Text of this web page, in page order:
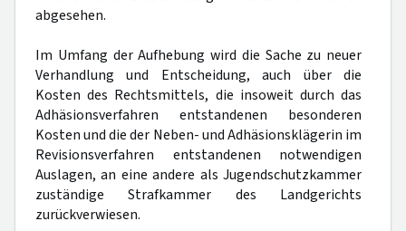
abgesehen.
Im Umfang der Aufhebung wird die Sache zu neuer
Verhandlung und Entscheidung, auch über die
Kosten des Rechtsmittels, die insoweit durch das
Adhäsionsverfahren entstandenen besonderen
Kosten und die der Neben- und Adhäsionsklägerin im
Revisionsverfahren entstandenen notwendigen
Auslagen, an eine andere als Jugendschutzkammer
zuständige Strafkammer des Landgerichts
zurückverwiesen.